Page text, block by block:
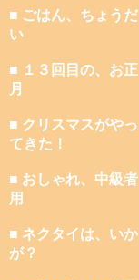
■ ごはん、ちょうだ
い
■ １３回目の、お正
月
■ クリスマスがやっ
てきた！
■ おしゃれ、中級者
用
■ ネクタイは、いか
が？